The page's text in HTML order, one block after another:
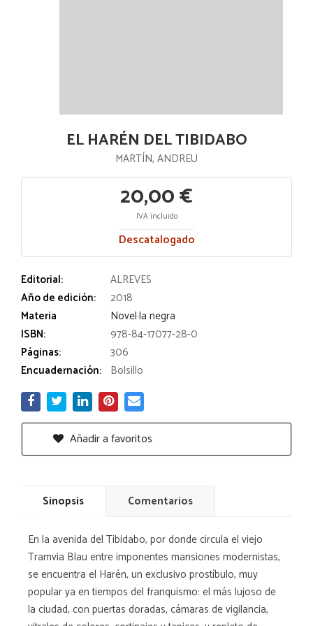
EL HARÉN DEL TIBIDABO
MARTÍN, ANDREU
20,00 €
IVA incluido
Descatalogado
Editorial:
ALREVES
Año de edición:
2018
Materia
Novel·la negra
ISBN:
978-84-17077-28-0
Páginas:
306
Encuadernación: Bolsillo
Añadir a favoritos
Sinopsis Comentarios
En la avenida del Tibidabo, por donde circula el viejo
Tramvia Blau entre imponentes mansiones modernistas,
se encuentra el Harén, un exclusivo prostíbulo, muy
popular ya en tiempos del franquismo: el más lujoso de
la ciudad, con puertas doradas, cámaras de vigilancia,